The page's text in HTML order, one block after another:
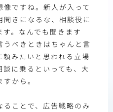
像ですね。新人が入って
聞きになるな、相談役に
。なんでも聞きます
うべきときはちゃんと言
みたいと思われる立場
に乗るといっても、大
から。
ことで、広告戦略のみ